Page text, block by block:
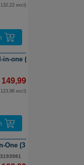
excl)
in-one (4 in 1)
149,99
excl)
One (3 in 1) Inkjetprinter